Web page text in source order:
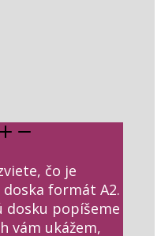
čo je
formát A2.
dosku popíšeme
vám ukážem,